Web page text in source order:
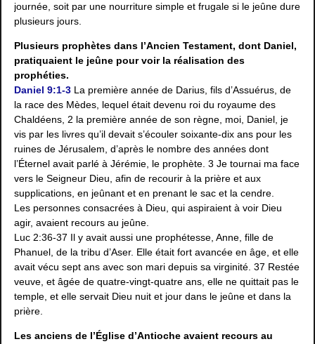
journée, soit par une nourriture simple et frugale si le jeûne dure
plusieurs jours.
Plusieurs prophètes dans l’Ancien Testament, dont Daniel,
pratiquaient le jeûne pour voir la réalisation des
prophéties.
Daniel 9:1-3 La première année de Darius, fils d’Assuérus, de
la race des Mèdes, lequel était devenu roi du royaume des
Chaldéens, 2 la première année de son règne, moi, Daniel, je
vis par les livres qu’il devait s’écouler soixante-dix ans pour les
ruines de Jérusalem, d’après le nombre des années dont
l’Éternel avait parlé à Jérémie, le prophète. 3 Je tournai ma face
vers le Seigneur Dieu, afin de recourir à la prière et aux
supplications, en jeûnant et en prenant le sac et la cendre.
Les personnes consacrées à Dieu, qui aspiraient à voir Dieu
agir, avaient recours au jeûne.
Luc 2:36-37 Il y avait aussi une prophétesse, Anne, fille de
Phanuel, de la tribu d’Aser. Elle était fort avancée en âge, et elle
avait vécu sept ans avec son mari depuis sa virginité. 37 Restée
veuve, et âgée de quatre-vingt-quatre ans, elle ne quittait pas le
temple, et elle servait Dieu nuit et jour dans le jeûne et dans la
prière.
Les anciens de l’Église d’Antioche avaient recours au